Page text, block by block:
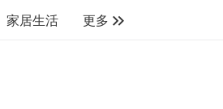
🇨🇦加拿大
家居生活
更多